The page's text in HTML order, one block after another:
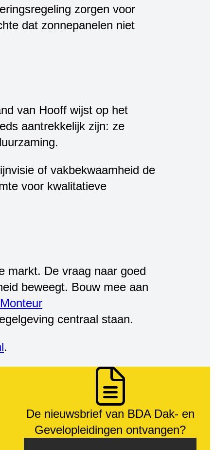
zorgen voor
dat zonnepanelen niet
van Hooff wijst op het
aantrekkelijk zijn: ze
of vakbekwaamheid de
voor kwalitatieve
markt. De vraag naar goed
beweegt. Bouw mee aan
centraal staan.
.
De nieuwsbrief van BDA Dak- en
Gevelopleidingen ontvangen?